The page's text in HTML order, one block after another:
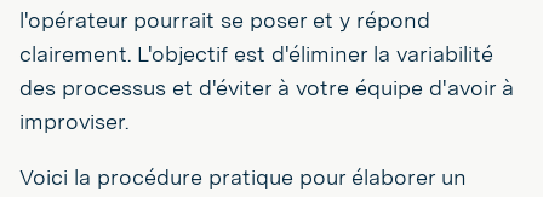
l'opérateur pourrait se poser et y répond
clairement. L'objectif est d'éliminer la variabilité
des processus et d'éviter à votre équipe d'avoir à
improviser.
Voici la procédure pratique pour élaborer un